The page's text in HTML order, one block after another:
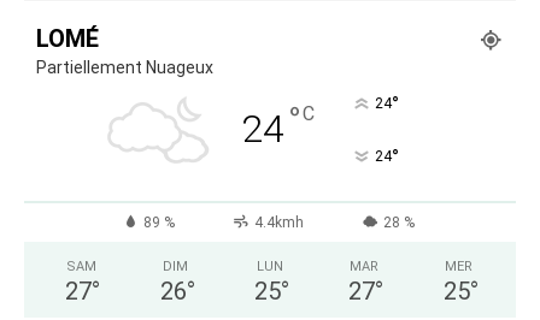
LOMÉ
Partiellement Nuageux
24°C 24°
24°
89 % 4.4kmh 28 %
SAM
27°
DIM
26°
LUN
25°
MAR
27°
MER
25°